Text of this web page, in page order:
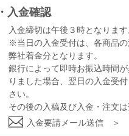
・入金確認
入金締切は午後３時となりま
※当日の入金受付は、各商品
弊社着金分となります。
銀行によって即時お振込時間
りました場合、翌日の入金受
さい。
その後の入稿及び入金・注文
入金要請メール送信 ＞